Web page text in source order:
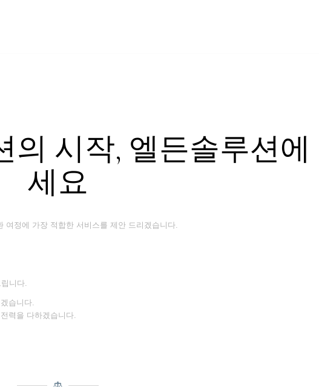
의 시작, 엘든솔루션
세요
여정에 가장 적합한 서비스를 제안 드리겠습니다.
니다.
습니다.
력을 다하겠습니다.